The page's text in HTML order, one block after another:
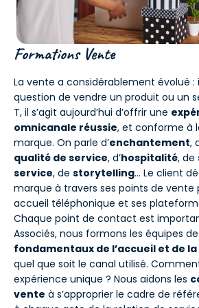
Formations Vente
La vente a considérablement évolué :
question de vendre un produit ou un
T, il s’agit aujourd’hui d’offrir une
omnicanale réussie, et conforme à
marque. On parle d’enchantement,
qualité de service, d’hospitalité, de
service, de storytelling… Le client
marque à travers ses points de vente
accueil téléphonique et ses
Chaque point de contact est
Associés, nous formons les équipes
fondamentaux de l’accueil et de
quel que soit le canal utilisé.
expérience unique ? Nous aidons les
vente à s’approprier le cadre de